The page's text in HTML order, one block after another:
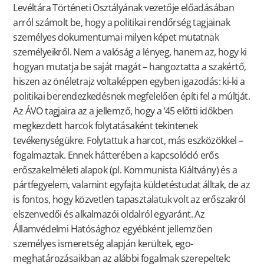
Levéltára Történeti Osztályának vezetője előadásában
arról számolt be, hogy a politikai rendőrség tagjainak
személyes dokumentumai milyen képet mutatnak
személyeikről. Nem a valóság a lényeg, hanem az, hogy ki
hogyan mutatja be saját magát – hangoztatta a szakértő,
hiszen az önéletrajz voltaképpen egyben igazodás: ki-ki a
politikai berendezkedésnek megfelelően építi fel a múltját.
Az ÁVO tagjaira az a jellemző, hogy a ’45 előtti időkben
megkezdett harcok folytatásaként tekintenek
tevékenységükre. Folytattuk a harcot, más eszközökkel –
fogalmaztak. Ennek hátterében a kapcsolódó erős
erőszakelméleti alapok (pl. Kommunista Kiáltvány) és a
pártfegyelem, valamint egyfajta küldetéstudat álltak, de az
is fontos, hogy közvetlen tapasztalatuk volt az erőszakról
elszenvedői és alkalmazói oldalról egyaránt. Az
Államvédelmi Hatósághoz egyébként jellemzően
személyes ismeretség alapján kerültek, ego-
meghatározásaikban az alábbi fogalmak szerepeltek: